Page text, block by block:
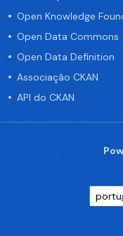
Open Knowledge
Open Data Commons
Open Data Definition
Associação CKAN
API do CKAN